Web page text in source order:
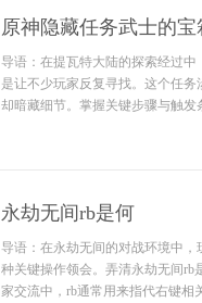
原神隐藏任务武士的
导语：在提瓦特大陆的探索经过
是让不少玩家反复寻找。这个任
却暗藏细节。掌握关键步骤与触发
永劫无间rb是何
导语：在永劫无间的对战环境中，
种关键操作领会。弄清永劫无间rb
家交流中，rb通常用来指代右键相